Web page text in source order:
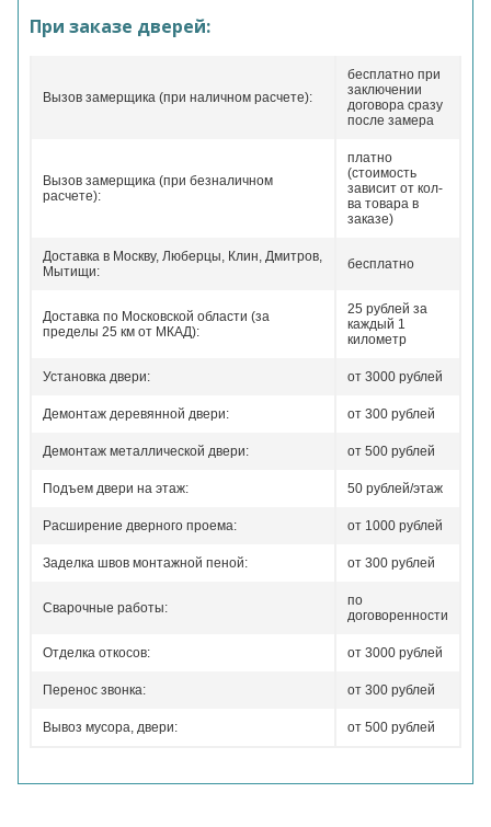
При заказе дверей:
Вызов замерщика (при наличном расчете):
бесплатно при
заключении
договора сразу
после замера
Вызов замерщика (при безналичном
расчете):
платно
(стоимость
зависит от кол-
ва товара в
заказе)
Доставка в Москву, Люберцы, Клин, Дмитров,
Мытищи:
бесплатно
Доставка по Московской области (за
пределы 25 км от МКАД):
25 рублей за
каждый 1
километр
Установка двери: от 3000 рублей
Демонтаж деревянной двери: от 300 рублей
Демонтаж металлической двери: от 500 рублей
Подъем двери на этаж: 50 рублей/этаж
Расширение дверного проема: от 1000 рублей
Заделка швов монтажной пеной: от 300 рублей
Сварочные работы:
по
договоренности
Отделка откосов: от 3000 рублей
Перенос звонка: от 300 рублей
Вывоз мусора, двери: от 500 рублей